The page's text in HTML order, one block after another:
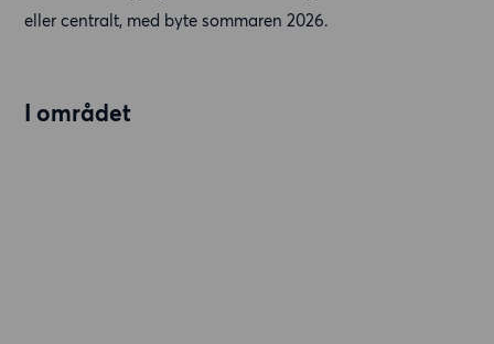
eller centralt, med byte sommaren 2026.
I området